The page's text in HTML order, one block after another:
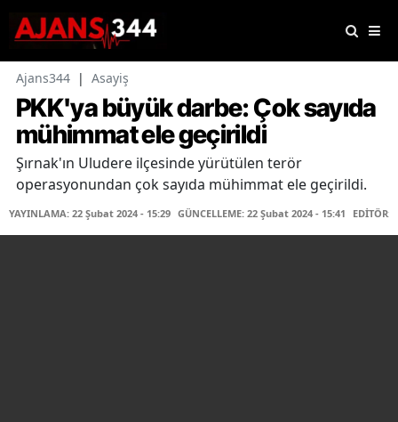
Ajans344 | Asayiş
PKK'ya büyük darbe: Çok sayıda
mühimmat ele geçirildi
Şırnak'ın Uludere ilçesinde yürütülen terör
operasyonundan çok sayıda mühimmat ele geçirildi.
YAYINLAMA: 22 Şubat 2024 - 15:29 GÜNCELLEME: 22 Şubat 2024 - 15:41